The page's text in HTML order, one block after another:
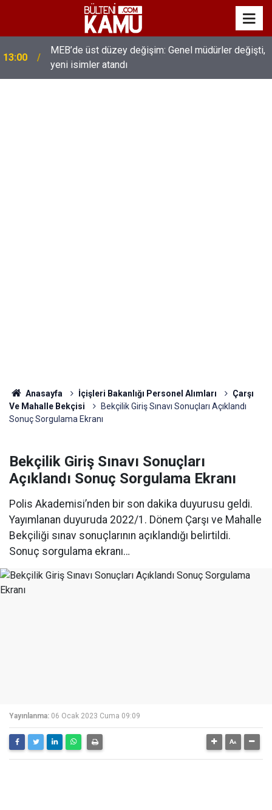
13:00
MEB’de üst düzey değişim: Genel müdürler değişti,
yeni isimler atandı
Anasayfa İçişleri Bakanlığı Personel Alımları
Çarşı
Ve Mahalle Bekçisi
Bekçilik Giriş Sınavı Sonuçları Açıklandı
Sonuç Sorgulama Ekranı
Bekçilik Giriş Sınavı Sonuçları
Açıklandı Sonuç Sorgulama Ekranı
Polis Akademisi’nden bir son dakika duyurusu geldi.
Yayımlanan duyuruda 2022/1. Dönem Çarşı ve Mahalle
Bekçiliği sınav sonuçlarının açıklandığı belirtildi.
Sonuç sorgulama ekranı…
Yayınlanma: 06 Ocak 2023 Cuma 09:09